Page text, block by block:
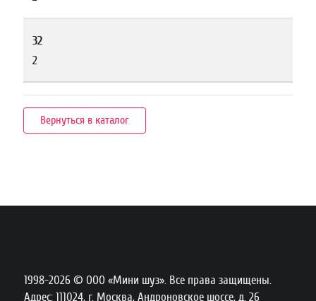
32
2
Вернуться в каталог
1998-2026 © ООО «Мини шуз». Все права защищены.
Адрес: 111024, г. Москва, Андроновское шоссе, д. 26